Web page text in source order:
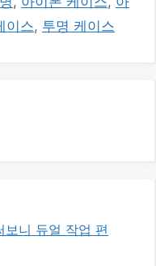
이스, 투명 케이스
니 듀얼 작업 편